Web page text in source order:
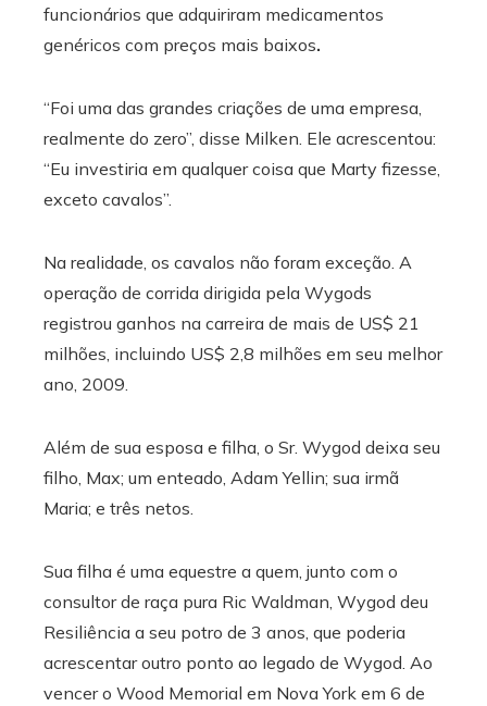
funcionários que adquiriram medicamentos
genéricos com preços mais baixos.
“Foi uma das grandes criações de uma empresa,
realmente do zero”, disse Milken. Ele acrescentou:
“Eu investiria em qualquer coisa que Marty fizesse,
exceto cavalos”.
Na realidade, os cavalos não foram exceção. A
operação de corrida dirigida pela Wygods
registrou ganhos na carreira de mais de US$ 21
milhões, incluindo US$ 2,8 milhões em seu melhor
ano, 2009.
Além de sua esposa e filha, o Sr. Wygod deixa seu
filho, Max; um enteado, Adam Yellin; sua irmã
Maria; e três netos.
Sua filha é uma equestre a quem, junto com o
consultor de raça pura Ric Waldman, Wygod deu
Resiliência a seu potro de 3 anos, que poderia
acrescentar outro ponto ao legado de Wygod. Ao
vencer o Wood Memorial em Nova York em 6 de